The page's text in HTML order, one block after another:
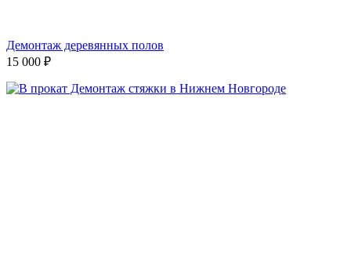
Демонтаж деревянных полов
15 000 ₽